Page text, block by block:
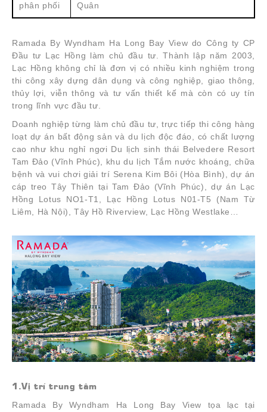
phân phối
Quân
Ramada By Wyndham Ha Long Bay View do Công ty CP
Đầu tư Lạc Hồng làm chủ đầu tư. Thành lập năm 2003,
Lạc Hồng không chỉ là đơn vị có nhiều kinh nghiệm trong
thi công xây dựng dân dụng và công nghiệp, giao thông,
thủy lợi, viễn thông và tư vấn thiết kế mà còn có uy tín
trong lĩnh vực đầu tư.
Doanh nghiệp từng làm chủ đầu tư, trực tiếp thi công hàng
loạt dự án bất động sản và du lịch độc đáo, có chất lượng
cao như khu nghỉ ngơi Du lịch sinh thái Belvedere Resort
Tam Đảo (Vĩnh Phúc), khu du lịch Tắm nước khoáng, chữa
bệnh và vui chơi giải trí Serena Kim Bôi (Hòa Bình), dự án
cáp treo Tây Thiên tại Tam Đảo (Vĩnh Phúc), dự án Lạc
Hồng Lotus NO1-T1, Lạc Hồng Lotus N01-T5 (Nam Từ
Liêm, Hà Nội), Tây Hồ Riverview, Lạc Hồng Westlake…
1.Vị trí trung tâm
Ramada By Wyndham Ha Long Bay View tọa lạc tại